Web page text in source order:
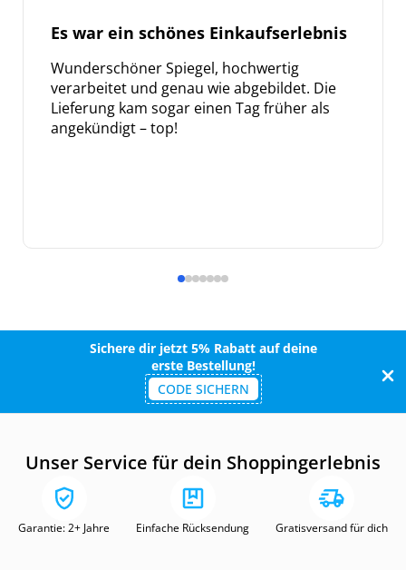
Es war ein schönes Einkaufserlebnis
Wunderschöner Spiegel, hochwertig
verarbeitet und genau wie abgebildet. Die
Lieferung kam sogar einen Tag früher als
angekündigt – top!
Sichere dir jetzt 5% Rabatt auf deine
erste Bestellung!
CODE SICHERN
Unser Service für dein Shoppingerlebnis
Garantie: 2+ Jahre Einfache Rücksendung Gratisversand für dich